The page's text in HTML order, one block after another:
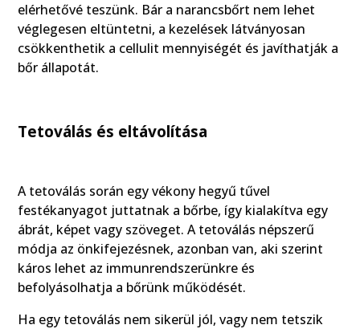
elérhetővé teszünk. Bár a narancsbőrt nem lehet
véglegesen eltüntetni, a kezelések látványosan
csökkenthetik a cellulit mennyiségét és javíthatják a
bőr állapotát.
Tetoválás és eltávolítása
A tetoválás során egy vékony hegyű tűvel
festékanyagot juttatnak a bőrbe, így kialakítva egy
ábrát, képet vagy szöveget. A tetoválás népszerű
módja az önkifejezésnek, azonban van, aki szerint
káros lehet az immunrendszerünkre és
befolyásolhatja a bőrünk működését.
Ha egy tetoválás nem sikerül jól, vagy nem tetszik